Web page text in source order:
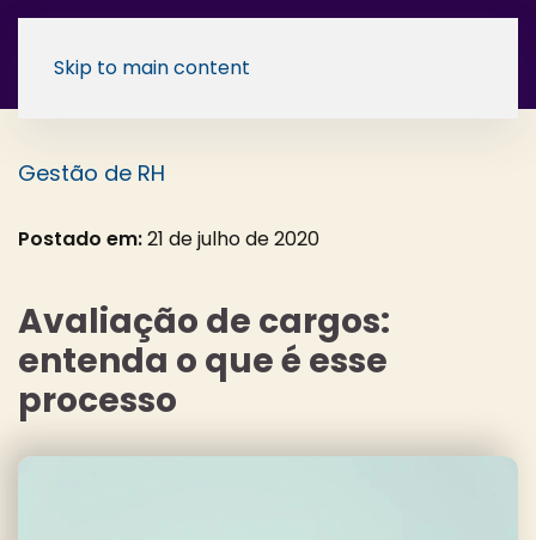
Skip to main content
Gestão de RH
Postado em:21 de julho de 2020
Avaliação de cargos:
entenda o que é esse
processo